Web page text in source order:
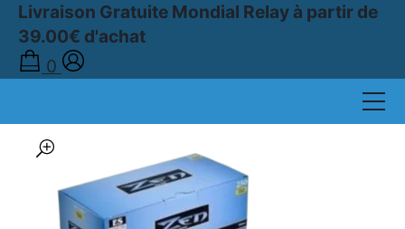
🔍
Accueil › Boutique
Boîte de 250 Tubes à Cigarettes 100s ZEN Mild Bleu
Livraison Gratuite Mondial Relay à partir de
39.00€ d'achat
0